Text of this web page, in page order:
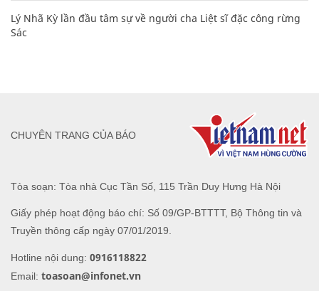
Lý Nhã Kỳ lần đầu tâm sự về người cha Liệt sĩ đặc công rừng
Sác
Tòa soạn: Tòa nhà Cục Tần Số, 115 Trần Duy Hưng Hà Nội
Giấy phép hoạt động báo chí: Số 09/GP-BTTTT, Bộ Thông tin và
Truyền thông cấp ngày 07/01/2019.
Hotline nội dung: 0916118822
Email: toasoan@infonet.vn
CHUYÊN TRANG CỦA BÁO